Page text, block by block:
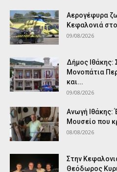
Αερογέφυρα
Κεφαλονιά
09/08/2026
Δήμος Ιθάκης:
Μονοπάτια
και...
09/08/2026
Ανωγή Ιθάκης:
Μουσείο που
08/08/2026
Στην
Θεόδωρος